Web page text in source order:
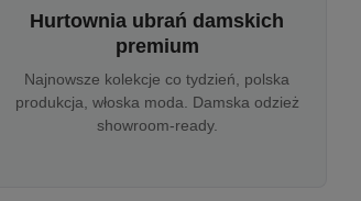
Hurtownia ubrań damskich
premium
Najnowsze kolekcje co tydzień, polska
produkcja, włoska moda. Damska odzież
showroom-ready.